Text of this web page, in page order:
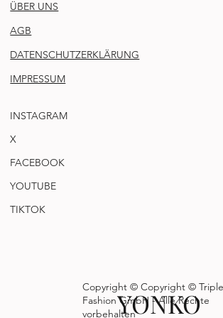
ÜBER UNS
AGB
DATENSCHUTZERKLÄRUNG
IMPRESSUM
INSTAGRAM
X
FACEBOOK
YOUTUBE
TIKTOK
YONKO
Copyright © Copyright ©
Fashion GmbH - Alle Rechte
vorbehalten